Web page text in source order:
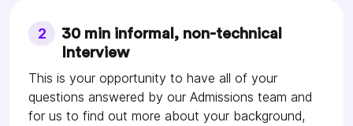
2
30 min informal, non-technical
Interview
This is your opportunity to have all of your
questions answered by our Admissions team and
for us to find out more about your background,